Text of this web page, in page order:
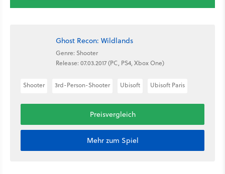
Ghost Recon: Wildlands
Genre: Shooter
Release: 07.03.2017 (PC, PS4, Xbox One)
Shooter 3rd-Person-Shooter Ubisoft Ubisoft Paris
Preisvergleich
Mehr zum Spiel